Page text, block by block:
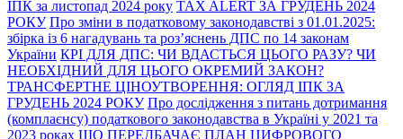
ІПК за листопад 2024 року TAX ALERT ЗА ГРУДЕНЬ 2024
РОКУ Про зміни в податковому законодавстві з 01.01.2025:
збірка із 6 нагадувань та роз’яснень ДПС по 14 законам
України КРІ ДЛЯ ДПС: ЧИ ВДАСТЬСЯ ЦЬОГО РАЗУ? ЧИ
НЕОБХІДНИЙ ДЛЯ ЦЬОГО ОКРЕМИЙ ЗАКОН?
ТРАНСФЕРТНЕ ЦІНОУТВОРЕННЯ: ОГЛЯД ІПК ЗА
ГРУДЕНЬ 2024 РОКУ Про дослідження з питань дотримання
(комплаєнсу) податкового законодавства в Україні у 2021 та
2023 роках ЩО ПЕРЕДБАЧАЄ ПЛАН ЦИФРОВОГО